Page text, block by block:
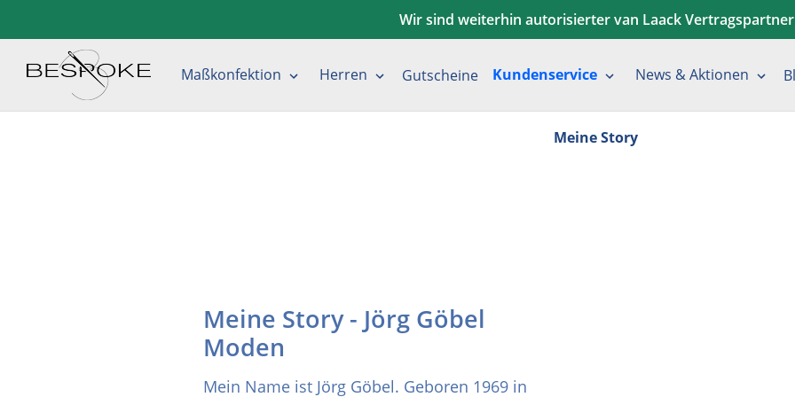
Wir sind weiterhin autorisierter van Laack Vertragspartner
Maßkonfektion Herren Gutscheine Kundenservice News & Aktionen
Meine Story
Meine Story - Jörg Göbel
Moden
Mein Name ist Jörg Göbel. Geboren 1969 in